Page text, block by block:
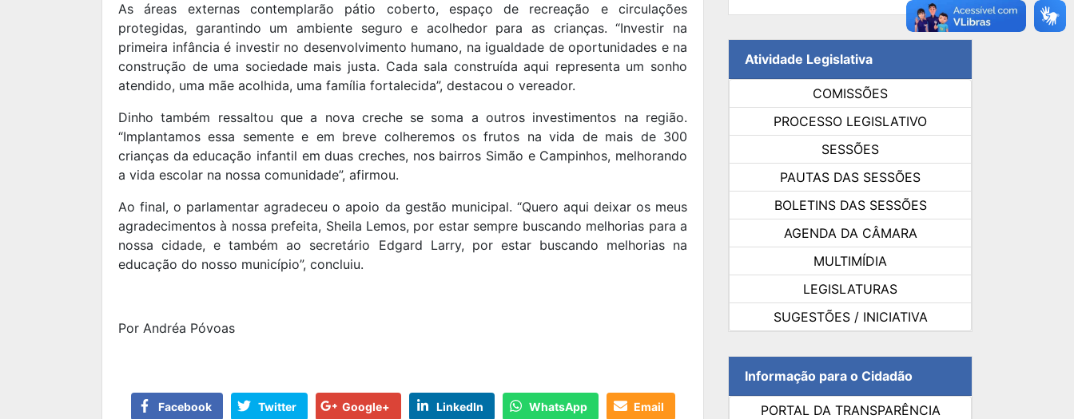
As áreas externas contemplarão pátio coberto, espaço de recreação e circulações
protegidas, garantindo um ambiente seguro e acolhedor para as crianças. “Investir na
primeira infância é investir no desenvolvimento humano, na igualdade de oportunidades e na
construção de uma sociedade mais justa. Cada sala construída aqui representa um sonho
atendido, uma mãe acolhida, uma família fortalecida”, destacou o vereador.
Dinho também ressaltou que a nova creche se soma a outros investimentos na região.
“Implantamos essa semente e em breve colheremos os frutos na vida de mais de 300
crianças da educação infantil em duas creches, nos bairros Simão e Campinhos, melhorando
a vida escolar na nossa comunidade”, afirmou.
Ao final, o parlamentar agradeceu o apoio da gestão municipal. “Quero aqui deixar os meus
agradecimentos à nossa prefeita, Sheila Lemos, por estar sempre buscando melhorias para a
nossa cidade, e também ao secretário Edgard Larry, por estar buscando melhorias na
educação do nosso município”, concluiu.
Por Andréa Póvoas
Facebook Twitter Google+ LinkedIn WhatsApp Email
Atividade Legislativa
COMISSÕES
PROCESSO LEGISLATIVO
SESSÕES
PAUTAS DAS SESSÕES
BOLETINS DAS SESSÕES
AGENDA DA CÂMARA
MULTIMÍDIA
LEGISLATURAS
SUGESTÕES / INICIATIVA
Informação para o Cidadão
PORTAL DA TRANSPARÊNCIA